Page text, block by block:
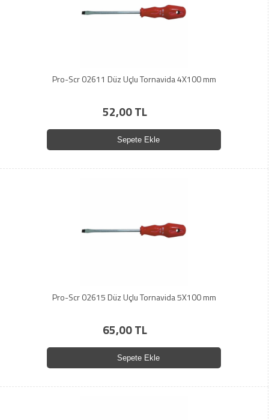
Pro-Scr 02611 Düz Uçlu Tornavida 4X100 mm
52,00 TL
Sepete Ekle
Pro-Scr 02615 Düz Uçlu Tornavida 5X100 mm
65,00 TL
Sepete Ekle